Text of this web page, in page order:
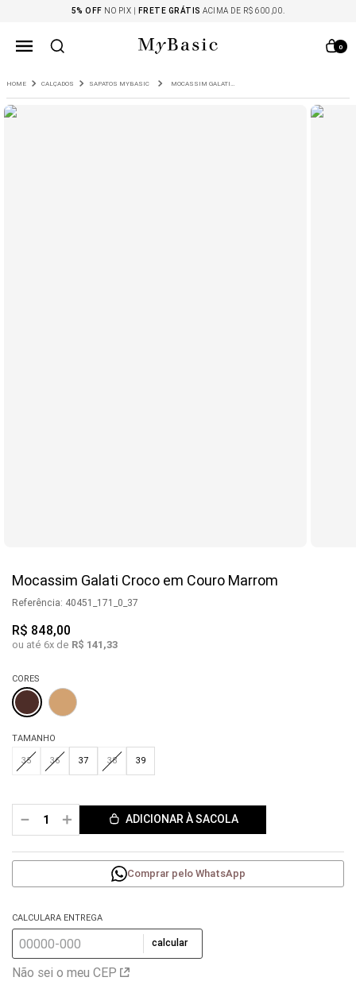
5% OFF NO PIX | FRETE GRÁTIS ACIMA DE R$ 600,00.
0
CALÇADOS SAPATOS MYBASIC MOCASSIM GALATI CROCO EM COURO MARROM
Mocassim Galati Croco em Couro Marrom
Referência: 40451_171_0_37
R$ 848,00
ou até 6x de R$ 141,33
CORES
TAMANHO
35 36 37 38 39
＋
－ ADICIONAR À SACOLA
Comprar pelo WhatsApp
CALCULARA ENTREGA
calcular
Não sei o meu CEP